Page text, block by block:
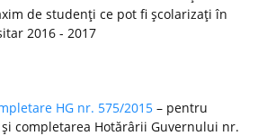
de studenţi ce pot fi şcolarizaţi în
2016 - 2017
HG nr. 575/2015 – pentru
completarea Hotărârii Guvernului nr.